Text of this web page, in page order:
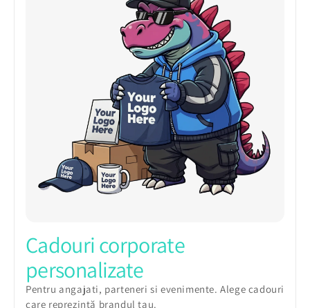
Cadouri corporate
personalizate
Pentru angajati, parteneri si evenimente. Alege cadouri
care reprezintă brandul tau.